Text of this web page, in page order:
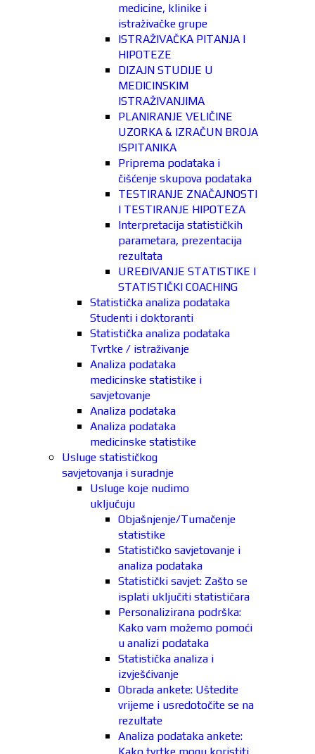
medicine, klinike i
istraživačke grupe
ISTRAŽIVAČKA PITANJA I
HIPOTEZE
DIZAJN STUDIJE U
MEDICINSKIM
ISTRAŽIVANJIMA
PLANIRANJE VELIČINE
UZORKA & IZRAČUN BROJA
ISPITANIKA
Priprema podataka i
čišćenje skupova podataka
TESTIRANJE ZNAČAJNOSTI
I TESTIRANJE HIPOTEZA
Interpretacija statističkih
parametara, prezentacija
rezultata
UREĐIVANJE STATISTIKE I
STATISTIČKI COACHING
Statistička analiza podataka
Studenti i doktoranti
Statistička analiza podataka
Tvrtke / istraživanje
Analiza podataka
medicinske statistike i
savjetovanje
Analiza podataka
Analiza podataka
medicinske statistike
Usluge statističkog
savjetovanja i suradnje
Usluge koje nudimo
uključuju
Objašnjenje/Tumačenje
statistike
Statističko savjetovanje i
analiza podataka
Statistički savjet: Zašto se
isplati uključiti statističara
Personalizirana podrška:
Kako vam možemo pomoći
u analizi podataka
Statistička analiza i
izvješćivanje
Obrada ankete: Uštedite
vrijeme i usredotočite se na
rezultate
Analiza podataka ankete: